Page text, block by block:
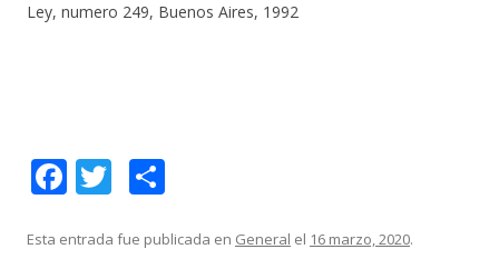
Ley, numero 249, Buenos Aires, 1992
F
e
T
itt m
Esta entrada fue publicada en General el 16 marzo, 2020.